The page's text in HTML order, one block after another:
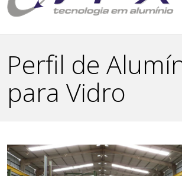
Perfil de
para Vidro